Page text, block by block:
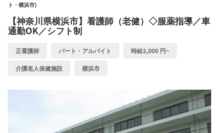
ト・横浜市)
【神奈川県横浜市】看護師（老健）◇服薬指導／車
通勤OK／シフト制
正看護師 パート・アルバイト 時給2,000 円~
介護老人保健施設 横浜市